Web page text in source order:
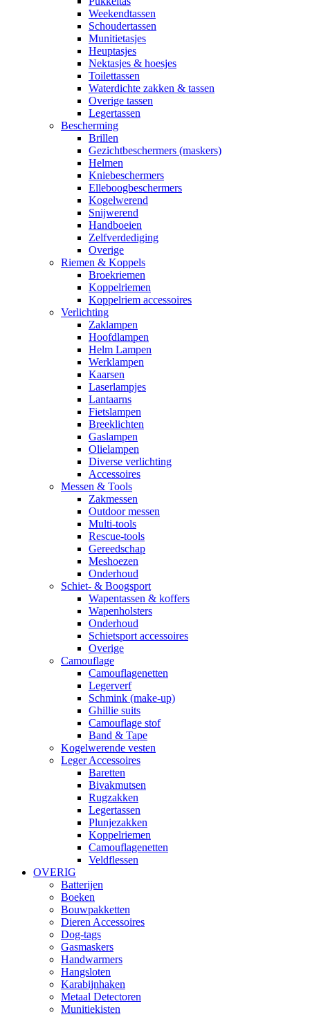
Weekendtassen
Schoudertassen
Munitietasjes
Heuptasjes
Nektasjes & hoesjes
Toilettassen
Waterdichte zakken & tassen
Overige tassen
Legertassen
Bescherming
Brillen
Gezichtbeschermers (maskers)
Helmen
Kniebeschermers
Elleboogbeschermers
Kogelwerend
Snijwerend
Handboeien
Zelfverdediging
Overige
Riemen & Koppels
Broekriemen
Koppelriemen
Koppelriem accessoires
Verlichting
Zaklampen
Hoofdlampen
Helm Lampen
Werklampen
Kaarsen
Laserlampjes
Lantaarns
Fietslampen
Breeklichten
Gaslampen
Olielampen
Diverse verlichting
Accessoires
Messen & Tools
Zakmessen
Outdoor messen
Multi-tools
Rescue-tools
Gereedschap
Meshoezen
Onderhoud
Schiet- & Boogsport
Wapentassen & koffers
Wapenholsters
Onderhoud
Schietsport accessoires
Overige
Camouflage
Camouflagenetten
Legerverf
Schmink (make-up)
Ghillie suits
Camouflage stof
Band & Tape
Kogelwerende vesten
Leger Accessoires
Baretten
Bivakmutsen
Rugzakken
Legertassen
Plunjezakken
Koppelriemen
Camouflagenetten
Veldflessen
OVERIG
Batterijen
Boeken
Bouwpakketten
Dieren Accessoires
Dog-tags
Gasmaskers
Handwarmers
Hangsloten
Karabijnhaken
Metaal Detectoren
Munitiekisten